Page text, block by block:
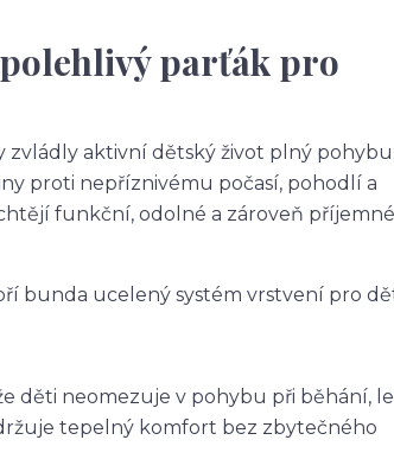
parťák pro
zvládly aktivní dětský život plný
proti nepříznivému počasí, pohodlí a
funkční, odolné a zároveň příjemné
bunda ucelený systém vrstvení pro
děti neomezuje v pohybu při běhání,
tepelný komfort bez zbytečného